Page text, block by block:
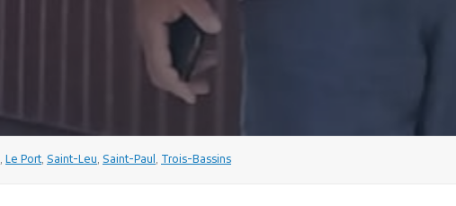
, Le Port, Saint-Leu, Saint-Paul, Trois-Bassins